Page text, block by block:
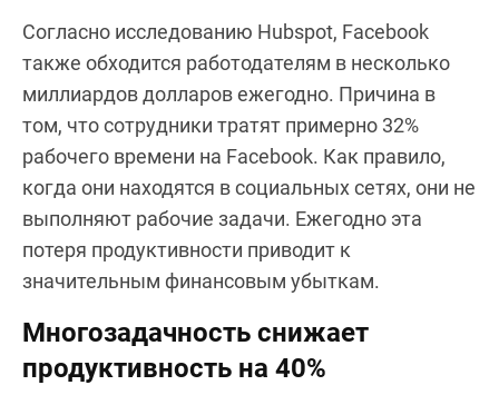
Согласно исследованию Hubspot, Facebook
также обходится работодателям в несколько
миллиардов долларов ежегодно. Причина в
том, что сотрудники тратят примерно 32%
рабочего времени на Facebook. Как правило,
когда они находятся в социальных сетях, они не
выполняют рабочие задачи. Ежегодно эта
потеря продуктивности приводит к
значительным финансовым убыткам.
Многозадачность снижает
продуктивность на 40%